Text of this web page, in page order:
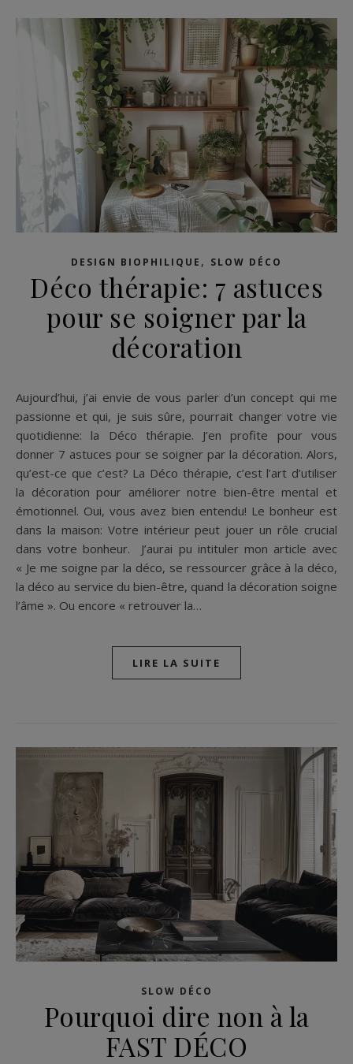
DESIGN BIOPHILIQUE , SLOW DÉCO
Déco thérapie: 7 astuces
pour se soigner par la
décoration
Aujourd’hui, j’ai envie de vous parler d’un concept qui me
passionne et qui, je suis sûre, pourrait changer votre vie
quotidienne: la Déco thérapie. J’en profite pour vous
donner 7 astuces pour se soigner par la décoration. Alors,
qu’est-ce que c’est? La Déco thérapie, c’est l’art d’utiliser
la décoration pour améliorer notre bien-être mental et
émotionnel. Oui, vous avez bien entendu! Le bonheur est
dans la maison: Votre intérieur peut jouer un rôle crucial
dans votre bonheur. J’aurai pu intituler mon article avec
« Je me soigne par la déco, se ressourcer grâce à la déco,
la déco au service du bien-être, quand la décoration soigne
l’âme ». Ou encore « retrouver la…
LIRE LA SUITE
SLOW DÉCO
Pourquoi dire non à la
FAST DÉCO